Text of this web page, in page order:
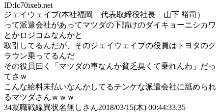
ID:Ic70ixeb.net
ジェイウェイブ(本社福岡 代表取締役社長 山下 裕司）
って派遣会社があってマツダの下請けのダイキョーニシカワ
とかロジコムなんかと
取引してるんだが、そのジェイウェイブの役員はトヨタのク
ラウン乗ってるんだ
その役員曰く「マツダの車なんか貧乏臭くて乗れんわ」だっ
てさｗ
こんな給料未払いなんかしてるチンケな派遣会社に舐められ
るマツダさんｗｗｗ
34就職戦線異状名無しさん2018/03/15(木) 00:44:33.35